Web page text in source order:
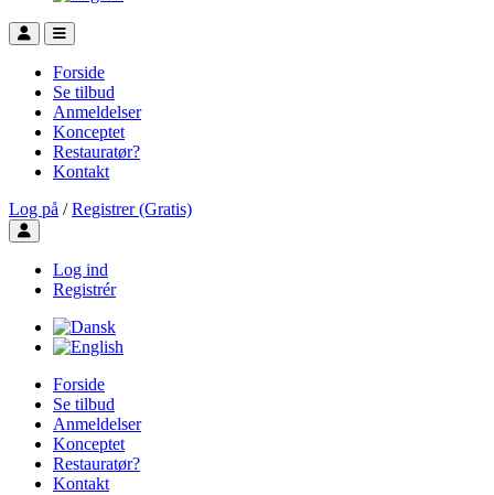
Forside
Se tilbud
Anmeldelser
Konceptet
Restauratør?
Kontakt
Log på / Registrer (Gratis)
Toggle user menu
Log ind
Registrér
Forside
Se tilbud
Anmeldelser
Konceptet
Restauratør?
Kontakt